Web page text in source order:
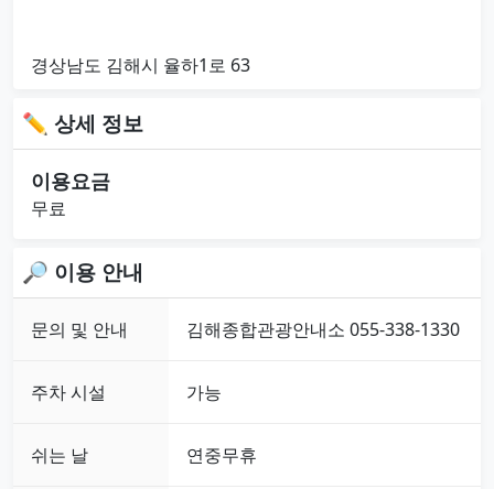
경상남도 김해시 율하1로 63
✏ 상세 정보
이용요금
무료
🔎 이용 안내
문의 및 안내 김해종합관광안내소 055-338-1330
주차 시설 가능
쉬는 날 연중무휴